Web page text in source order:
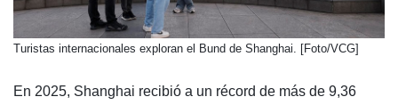
​Turistas internacionales exploran el Bund de Shanghai. [Foto/VCG]
En 2025, Shanghai recibió a un récord de más de 9,36